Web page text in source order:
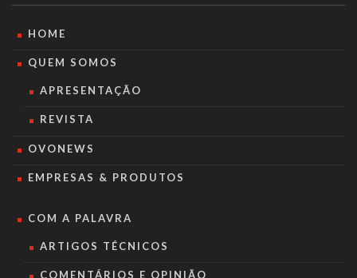
HOME
QUEM SOMOS
APRESENTAÇÃO
REVISTA
OVONEWS
EMPRESAS & PRODUTOS
COM A PALAVRA
ARTIGOS TÉCNICOS
COMENTÁRIOS E OPINIÃO